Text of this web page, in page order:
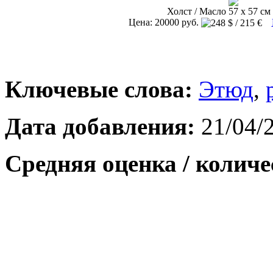
Холст / Масло 57 х 57 см
Цена: 20000 руб.
Ключевые слова: Этюд,
Дата добавления: 21/04/
Средняя оценка /